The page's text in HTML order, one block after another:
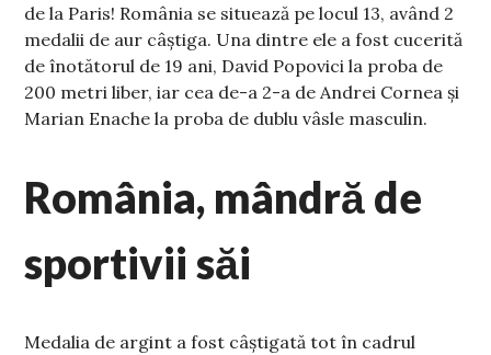
de la Paris! România se situează pe locul 13, având 2
medalii de aur câștiga. Una dintre ele a fost cucerită
de înotătorul de 19 ani, David Popovici la proba de
200 metri liber, iar cea de-a 2-a de Andrei Cornea și
Marian Enache la proba de dublu vâsle masculin.
România, mândră de
sportivii săi
Medalia de argint a fost câștigată tot în cadrul